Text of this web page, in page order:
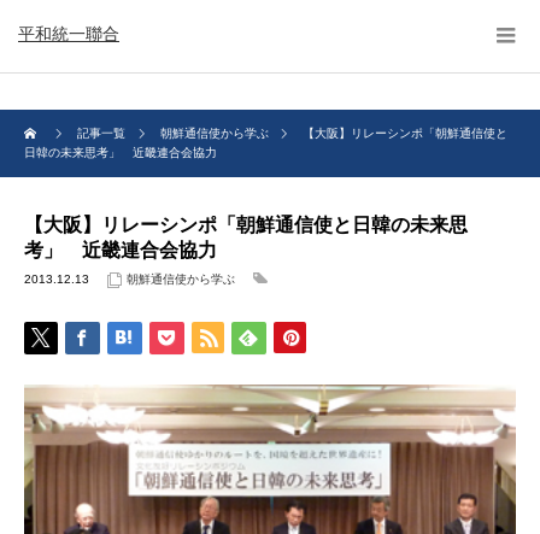
平和統一聯合
記事一覧 朝鮮通信使から学ぶ
【大阪】リレーシンポ「朝鮮通信使と
日韓の未来思考」 近畿連合会協力
【大阪】リレーシンポ「朝鮮通信使と日韓の未来思
考」 近畿連合会協力
2013.12.13 朝鮮通信使から学ぶ